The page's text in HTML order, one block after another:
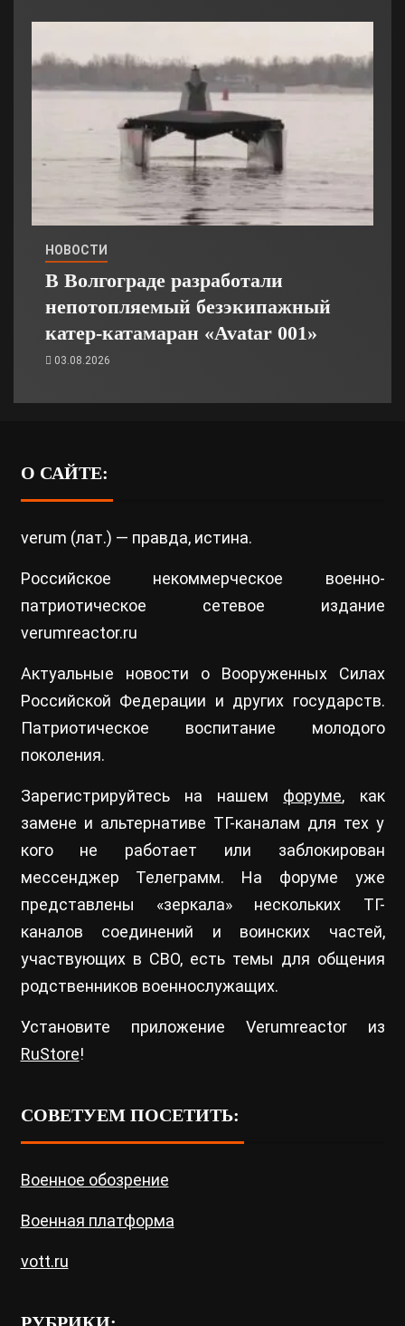
НОВОСТИ
В Волгограде разработали
непотопляемый безэкипажный
катер-катамаран «Avatar 001»
03.08.2026
О САЙТЕ:
verum (лат.) — правда, истина.
Российское некоммерческое военно-
патриотическое сетевое издание
verumreactor.ru
Актуальные новости о Вооруженных Силах
Российской Федерации и других государств.
Патриотическое воспитание молодого
поколения.
Зарегистрируйтесь на нашем форуме, как
замене и альтернативе ТГ-каналам для тех у
кого не работает или заблокирован
мессенджер Телеграмм. На форуме уже
представлены «зеркала» нескольких ТГ-
каналов соединений и воинских частей,
участвующих в СВО, есть темы для общения
родственников военнослужащих.
Установите приложение Verumreactor из
RuStore!
СОВЕТУЕМ ПОСЕТИТЬ:
Военное обозрение
Военная платформа
vott.ru
РУБРИКИ: